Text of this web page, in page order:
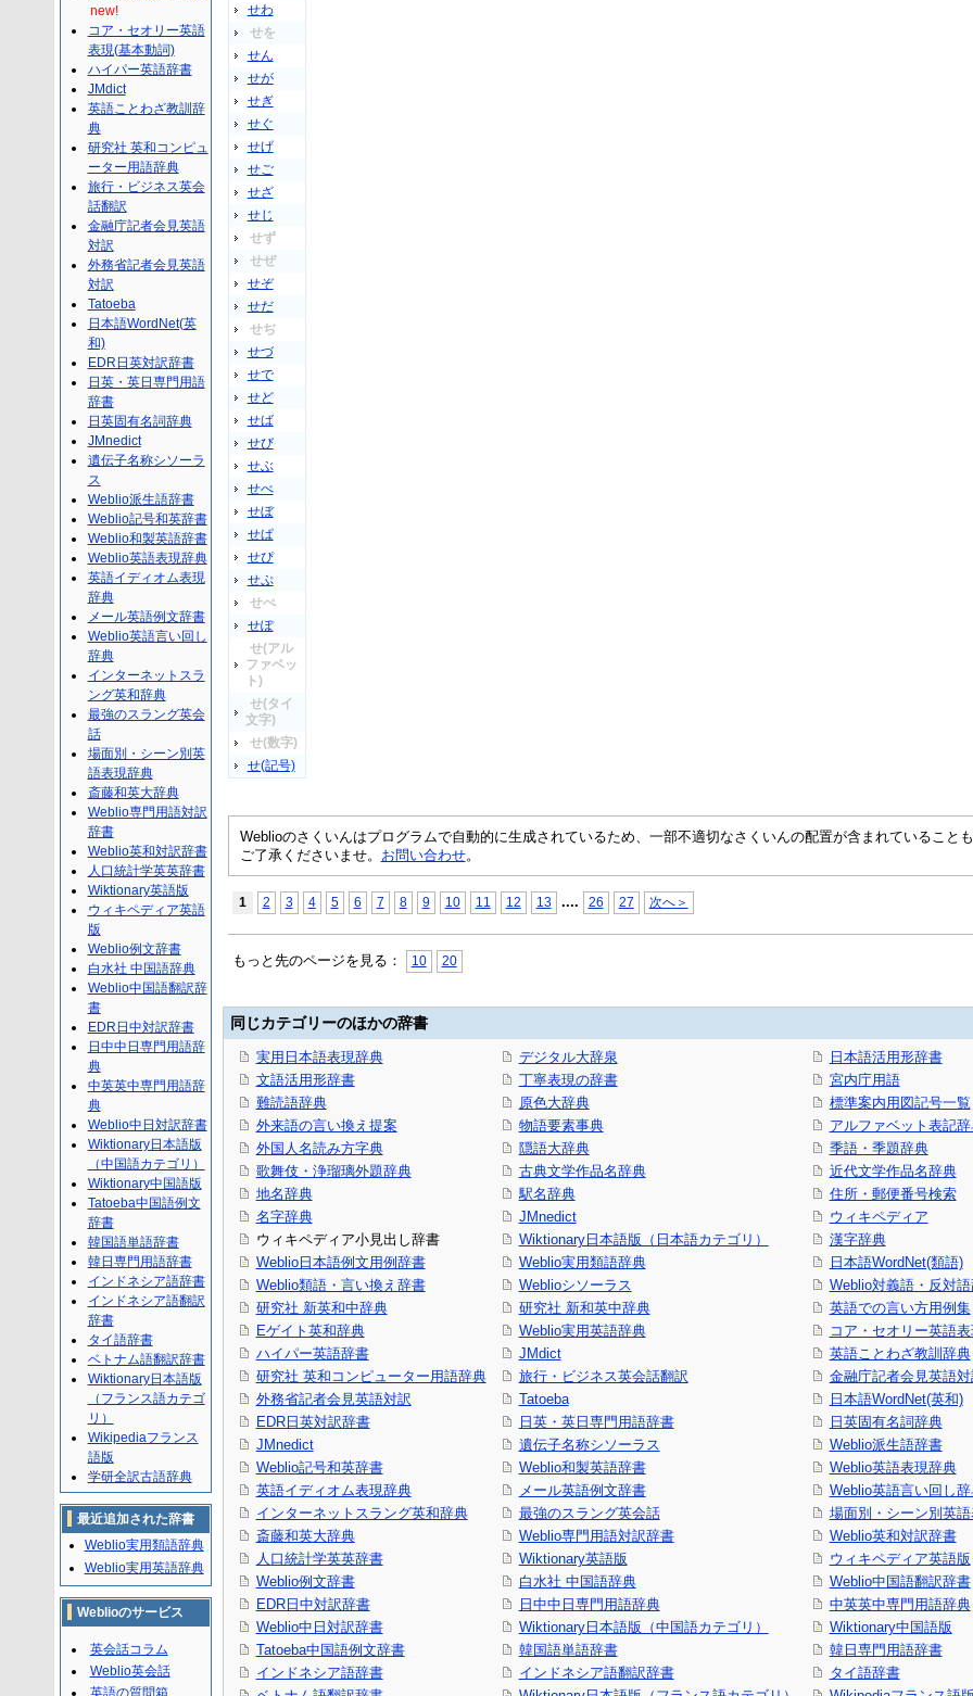
せわ
せを
せん
せが
せぎ
せぐ
せげ
せご
せざ
せじ
せず
せぜ
せぞ
せだ
せぢ
せづ
せで
せど
せば
せび
せぶ
せべ
せぼ
せぱ
せぴ
せぷ
せぺ
せぽ
せ(アル
ファベッ
ト)
せ(タイ
文字)
せ(数字)
せ(記号)
Weblioのさくいんはプログラムで自動的に生成されているため、一部不適切なさくいんの配置が含まれていること
ご了承くださいませ。 お問い合わせ。
1 2 3 4 5 6 7 8 9 10 11 12 13 .... 26 27 次へ＞
もっと先のページを見る： 10 20
同じカテゴリーのほかの辞書
実用日本語表現辞典
文語活用形辞書
難読語辞典
外来語の言い換え提案
外国人名読み方字典
歌舞伎・浄瑠璃外題辞典
地名辞典
名字辞典
ウィキペディア小見出し辞書
Weblio日本語例文用例辞書
Weblio類語・言い換え辞書
研究社 新英和中辞典
Eゲイト英和辞典
ハイパー英語辞書
研究社 英和コンピューター用語辞典
外務省記者会見英語対訳
EDR日英対訳辞書
JMnedict
Weblio記号和英辞書
英語イディオム表現辞典
インターネットスラング英和辞典
斎藤和英大辞典
人口統計学英英辞書
Weblio例文辞書
EDR日中対訳辞書
Weblio中日対訳辞書
Tatoeba中国語例文辞書
インドネシア語辞書
デジタル大辞泉
丁寧表現の辞書
原色大辞典
物語要素事典
隠語大辞典
古典文学作品名辞典
駅名辞典
JMnedict
Wiktionary日本語版（日本語カテゴリ）
Weblio実用類語辞典
Weblioシソーラス
研究社 新和英中辞典
Weblio実用英語辞典
JMdict
旅行・ビジネス英会話翻訳
Tatoeba
日英・英日専門用語辞書
遺伝子名称シソーラス
Weblio和製英語辞書
メール英語例文辞書
最強のスラング英会話
Weblio専門用語対訳辞書
Wiktionary英語版
白水社 中国語辞典
日中中日専門用語辞典
Wiktionary日本語版（中国語カテゴリ）
韓国語単語辞書
インドネシア語翻訳辞書
日本語活用形辞書
宮内庁用語
標準案内用図記号一覧
アルファベット表記
季語・季題辞典
近代文学作品名辞典
住所・郵便番号検索
ウィキペディア
漢字辞典
日本語WordNet(類語)
Weblio対義語・反対
英語での言い方用例集
コア・セオリー英語
英語ことわざ教訓辞典
金融庁記者会見英語対
日本語WordNet(英和)
日英固有名詞辞典
Weblio派生語辞書
Weblio英語表現辞典
Weblio英語言い回し
場面別・シーン別英
Weblio英和対訳辞書
ウィキペディア英語版
Weblio中国語翻訳辞書
中英英中専門用語辞典
Wiktionary中国語版
韓日専門用語辞書
タイ語辞書
new!
コア・セオリー英語
表現(基本動詞)
ハイパー英語辞書
JMdict
英語ことわざ教訓辞
典
研究社 英和コンピュ
ーター用語辞典
旅行・ビジネス英会
話翻訳
金融庁記者会見英語
対訳
外務省記者会見英語
対訳
Tatoeba
日本語WordNet(英
和)
EDR日英対訳辞書
日英・英日専門用語
辞書
日英固有名詞辞典
JMnedict
遺伝子名称シソーラ
ス
Weblio派生語辞書
Weblio記号和英辞書
Weblio和製英語辞書
Weblio英語表現辞典
英語イディオム表現
辞典
メール英語例文辞書
Weblio英語言い回し
辞典
インターネットスラ
ング英和辞典
最強のスラング英会
話
場面別・シーン別英
語表現辞典
斎藤和英大辞典
Weblio専門用語対訳
辞書
Weblio英和対訳辞書
人口統計学英英辞書
Wiktionary英語版
ウィキペディア英語
版
Weblio例文辞書
白水社 中国語辞典
Weblio中国語翻訳辞
書
EDR日中対訳辞書
日中中日専門用語辞
典
中英英中専門用語辞
典
Weblio中日対訳辞書
Wiktionary日本語版
（中国語カテゴリ）
Wiktionary中国語版
Tatoeba中国語例文
辞書
韓国語単語辞書
韓日専門用語辞書
インドネシア語辞書
インドネシア語翻訳
辞書
タイ語辞書
ベトナム語翻訳辞書
Wiktionary日本語版
（フランス語カテゴ
リ）
Wikipediaフランス
語版
学研全訳古語辞典
最近追加された辞書
Weblio実用類語辞典
Weblio実用英語辞典
Weblioのサービス
英会話コラム
Weblio英会話
英語の質問箱